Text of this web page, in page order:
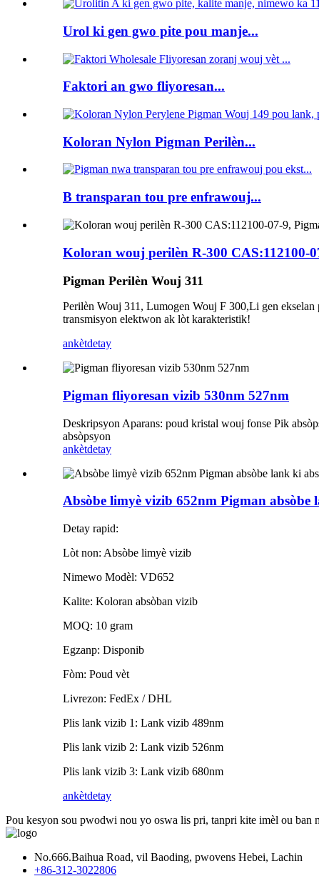
Urol ki gen gwo pite pou manje...
Faktori an gwo fliyoresan...
Koloran Nylon Pigman Perilèn...
B transparan tou pre enfrawouj...
Koloran wouj perilèn R-300 CAS:112100-
Pigman Perilèn Wouj 311
Perilèn Wouj 311, Lumogen Wouj F 300,Li gen ekselan
transmisyon elektwon ak lòt karakteristik!
ankètdetay
Pigman fliyoresan vizib 530nm 527nm
Deskripsyon Aparans: poud kristal wouj fonse Pik
absòpsyon
ankètdetay
Absòbe limyè vizib 652nm Pigman absòbe
Detay rapid:
Lòt non: Absòbe limyè vizib
Nimewo Modèl: VD652
Kalite: Koloran absòban vizib
MOQ: 10 gram
Egzanp: Disponib
Fòm: Poud vèt
Livrezon: FedEx / DHL
Plis lank vizib 1: Lank vizib 489nm
Plis lank vizib 2: Lank vizib 526nm
Plis lank vizib 3: Lank vizib 680nm
ankètdetay
Pou kesyon sou pwodwi nou yo oswa lis pri, tanpri kite imèl ou ban
No.666.Baihua Road, vil Baoding, pwovens Hebei, Lachin
+86-312-3022806